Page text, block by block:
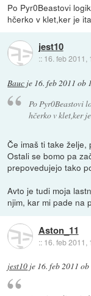
Po Pyr0Beastovi
hčerko v klet,ker je
jest10
:: 16. feb 2011,
Bauc je 16. feb 2011 ob
Po Pyr0Beastovi
hčerko v klet,ker
Če imaš ti take želje,
Ostali se bomo pa
prepovedujejo tako
Avto je tudi moja
njim, kar mi pade na
Aston_11
:: 16. feb 2011,
jest10 je 16. feb 2011